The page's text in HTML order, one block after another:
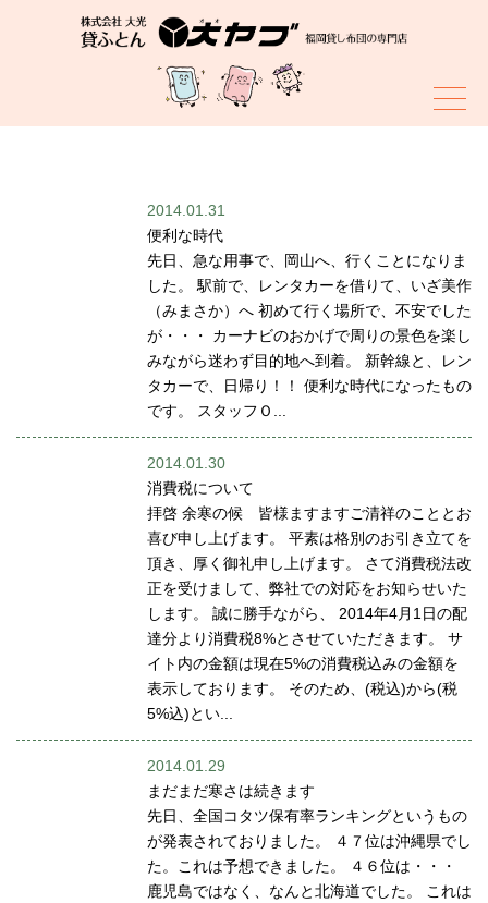
スタッフブログ
2014.01.31
便利な時代
先日、急な用事で、岡山へ、行くことになりま
した。 駅前で、レンタカーを借りて、いざ美作
（みまさか）へ 初めて行く場所で、不安でした
が・・・ カーナビのおかげで周りの景色を楽し
みながら迷わず目的地へ到着。 新幹線と、レン
タカーで、日帰り！！ 便利な時代になったもの
です。 スタッフＯ...
2014.01.30
消費税について
拝啓 余寒の候 皆様ますますご清祥のこととお
喜び申し上げます。 平素は格別のお引き立てを
頂き、厚く御礼申し上げます。 さて消費税法改
正を受けまして、弊社での対応をお知らせいた
します。 誠に勝手ながら、 2014年4月1日の配
達分より消費税8%とさせていただきます。 サ
イト内の金額は現在5%の消費税込みの金額を
表示しております。 そのため、(税込)から(税
5%込)とい...
2014.01.29
まだまだ寒さは続きます
先日、全国コタツ保有率ランキングというもの
が発表されておりました。 ４７位は沖縄県でし
た。これは予想できました。 ４６位は・・・
鹿児島ではなく、なんと北海道でした。 これは